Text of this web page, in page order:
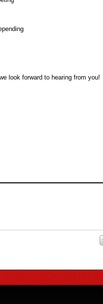
look forward to hearing from you!